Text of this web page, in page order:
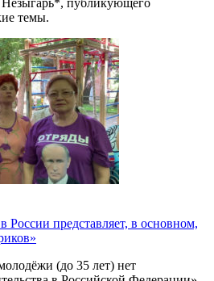
Незыгарь*, публикующего
темы.
России представляет, в основном,
(до 35 лет) нет